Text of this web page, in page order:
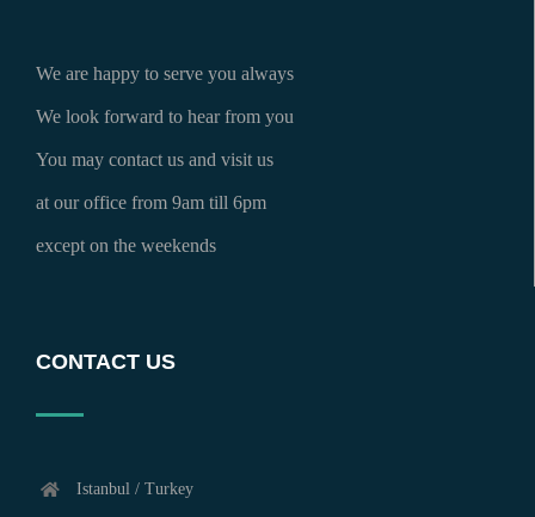
We are happy to serve you always
We look forward to hear from you
You may contact us and visit us
at our office from 9am till 6pm
except on the weekends
CONTACT US
Istanbul / Turkey